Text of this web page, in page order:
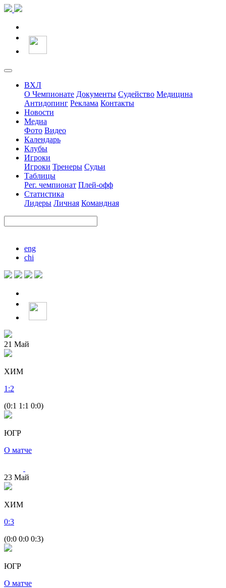
ВХЛ
О Чемпионате Документы Судейство Медицина
Антидопинг Реклама Контакты
Новости
Медиа
Фото Видео
Календарь
Клубы
Игроки
Игроки Тренеры Судьи
Таблицы
Рег. чемпионат Плей-офф
Статистика
Лидеры Личная Командная
eng
chi
21 Май
ХИМ
1 :2
(0:1 1:1 0:0)
ЮГР
О матче
23 Май
ХИМ
0:3
(0:0 0:0 0:3)
ЮГР
О матче